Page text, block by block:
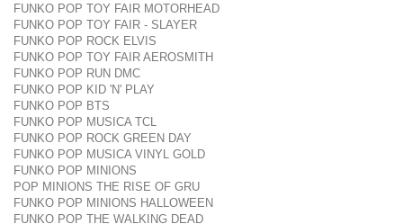
FUNKO POP TOY FAIR MOTORHEAD
FUNKO POP TOY FAIR - SLAYER
FUNKO POP ROCK ELVIS
FUNKO POP TOY FAIR AEROSMITH
FUNKO POP RUN DMC
FUNKO POP KID 'N' PLAY
FUNKO POP BTS
FUNKO POP MUSICA TCL
FUNKO POP ROCK GREEN DAY
FUNKO POP MUSICA VINYL GOLD
FUNKO POP MINIONS
POP MINIONS THE RISE OF GRU
FUNKO POP MINIONS HALLOWEEN
FUNKO POP THE WALKING DEAD